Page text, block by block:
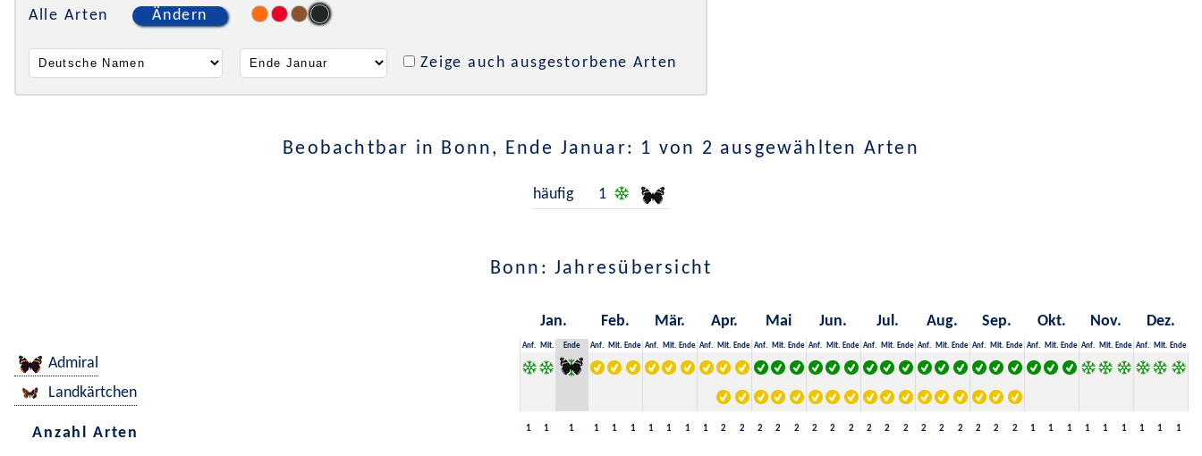
Alle Arten Ändern
Zeige auch ausgestorbene Arten
Beobachtbar in Bonn, Ende Januar: 1 von 2 ausgewählten Arten
häufig 1
Bonn: Jahresübersicht
Jan. Feb. Mär. Apr. Mai Jun. Jul. Aug. Sep. Okt. Nov. Dez.
Anf. Mit. Ende Anf. Mit. Ende Anf. Mit. Ende Anf. Mit. Ende Anf. Mit. Ende Anf. Mit. Ende Anf. Mit. Ende Anf. Mit. Ende Anf. Mit. Ende Anf. Mit. Ende Anf. Mit. Ende Anf. Mit. Ende
Admiral
Landkärtchen
Anzahl Arten 1 1 1 1 1 1 1 1 1 1 2 2 2 2 2 2 2 2 2 2 2 2 2 2 2 2 2 1 1 1 1 1 1 1 1 1